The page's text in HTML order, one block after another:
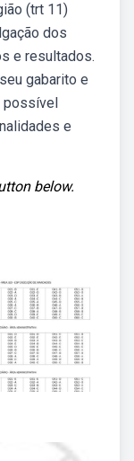
(trt 11)
dos
e resultados.
gabarito e
possível
e
below.